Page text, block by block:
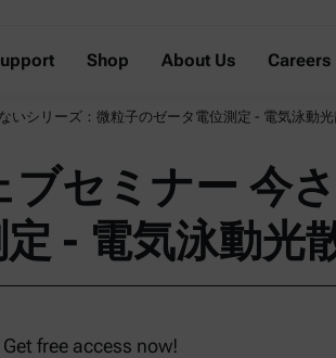
Shop About Us Careers
シリーズ：微粒子のゼータ電位測定 - 電気泳動光
セミナー 今
- 電気泳動光
Get free access now!